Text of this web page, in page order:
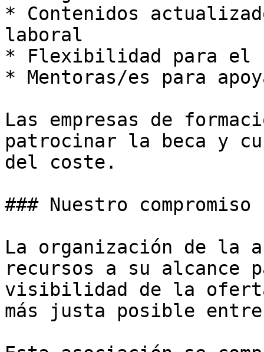
* Contenidos
laboral
* Flexibilidad para el
* Mentoras/es para
Las empresas de
patrocinar la beca y
del coste.
### Nuestro compromiso
La organización de la
recursos a su alcance
visibilidad de la
más justa posible